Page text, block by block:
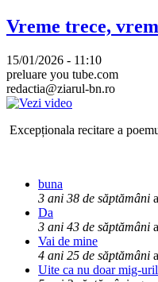
Vreme trece,
15/01/2026 - 11:10
preluare you tube.com
redactia@ziarul-bn.ro
Excepționala recitare a
buna
3 ani 38 de săptămâni
Da
3 ani 43 de săptămâni
Vai de mine
4 ani 25 de săptămâni
Uite ca nu doar mig-